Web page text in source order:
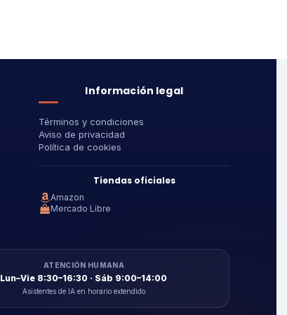
Información legal
Términos y condiciones
Aviso de privacidad
Política de cookies
Tiendas oficiales
Amazon
Mercado Libre
ATENCIÓN HUMANA
Lun–Vie 8:30–16:30 · Sáb 9:00–14:00
Asistentes de IA en horario extendido